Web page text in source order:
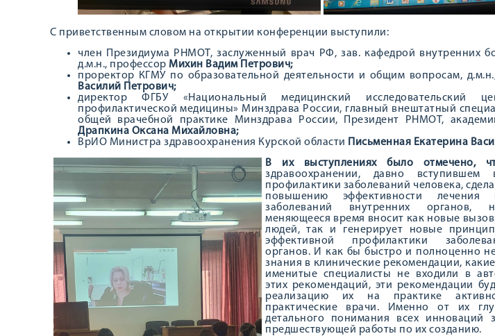
С приветственным словом на открытии конференции выступили:
член Президиума РНМОТ, заслуженный врач РФ, зав. кафедрой внутренних
д.м.н., профессор Михин Вадим Петрович;
проректор КГМУ по образовательной деятельности и общим вопросам,
Василий Петрович;
директор ФГБУ «Национальный медицинский исследовательский
профилактической медицины» Минздрава России, главный внештатный
общей врачебной практике Минздрава России, Президент РНМОТ,
Драпкина Оксана Михайловна;
ВрИО Министра здравоохранения Курской области Письменная Екатерина
В их выступлениях было отмечено,
здравоохранении, давно
профилактики заболеваний человека,
повышению эффективности лечения
заболеваний внутренних органов,
меняющееся время вносит как новые
людей, так и генерирует новые
эффективной профилактики
органов. И как бы быстро и полноценно
знания в клинические рекомендации,
именитые специалисты не входили в
этих рекомендаций, эти рекомендации
реализацию их на практике
практические врачи. Именно от их
детального понимания всех инноваций
предшествующей работы по их созданию.